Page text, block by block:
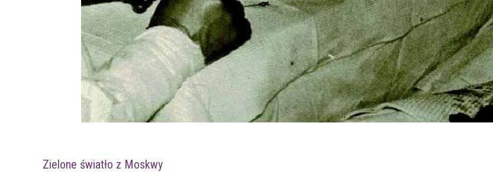
Zielone światło z Moskwy